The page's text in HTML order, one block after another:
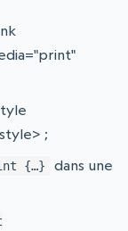
;
{…}
dans une